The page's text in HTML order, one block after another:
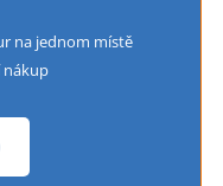
na jednom místě
nákup